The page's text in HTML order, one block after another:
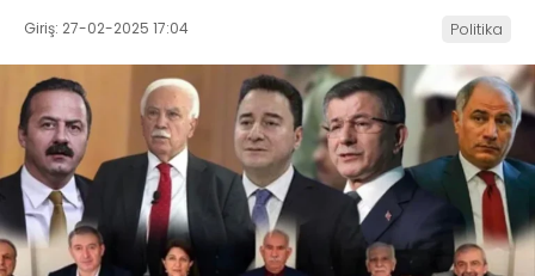
Giriş: 27-02-2025 17:04 Politika